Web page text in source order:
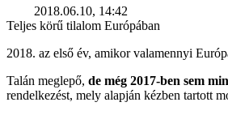
2018.06.10, 14:42
Teljes körű tilalom Európában
2018. az első év, amikor valamennyi
Talán meglepő, de még 2017-ben sem
rendelkezést, mely alapján kézben tartott